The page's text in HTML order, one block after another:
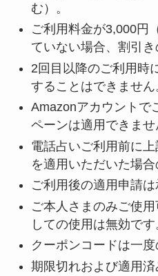
む）。
ご利用料金が3,000円
ていない場合、割引き
2回目以降のご利用時
することはできません
Amazonアカウントで
ペーンは適用できませ
電話占いご利用前に
を適用いただいた場合
ご利用後の適用申請は
ご本人さまのみご使
しての使用は無効です
クーポンコードは一度
期限切れおよび適用